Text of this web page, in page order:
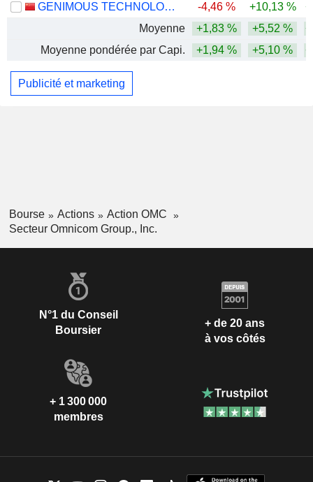
GENIMOUS TECHNOLOGY CO., LTD.
-4,46 % +10,13 %
Moyenne
+1,83 % +5,52 %
Moyenne pondérée par Capi.
+1,94 % +5,10 %
Publicité et marketing
Bourse Actions
Action OMC
Secteur Omnicom Group., Inc.
N°1 du Conseil
Boursier
+ de 20 ans
à vos côtés
+ 1 300 000
membres